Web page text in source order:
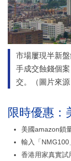
市場屢現半新
手成交蝕錢個
交。（圖片來源
限時優惠：
美國amazon鎖
輸入「
香港用家真實試